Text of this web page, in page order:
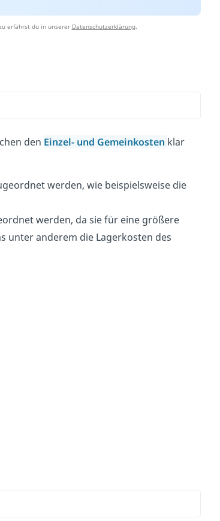
erfährst du in unserer Datenschutzerklärung.
den Einzel- und Gemeinkosten klar
werden, wie beispielsweise die
werden, da sie für eine größere
unter anderem die Lagerkosten des